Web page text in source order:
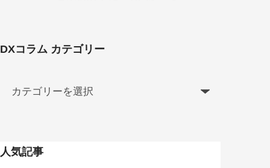
DXコラム カテゴリー
人気記事